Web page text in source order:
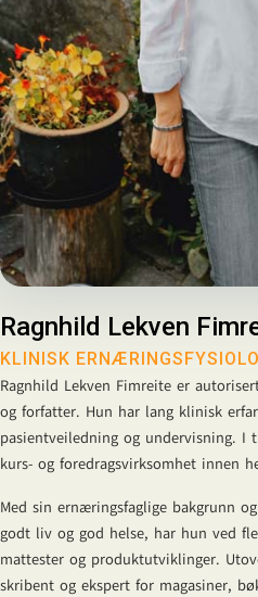
Ragnhild Lekven
KLINISK
Ragnhild Lekven Fimreite er
og forfatter. Hun har lang klinisk
pasientveiledning og undervisning. I
kurs- og foredragsvirksomhet innen
Med sin ernæringsfaglige bakgrunn
godt liv og god helse, har hun ved
mattester og produktutviklinger.
skribent og ekspert for magasiner,